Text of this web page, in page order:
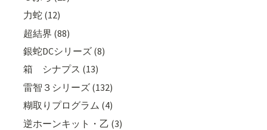
力蛇 (12)
超結界 (88)
銀蛇DCシリーズ (8)
箱 シナプス (13)
雷智３シリーズ (132)
糊取りプログラム (4)
逆ホーンキット・乙 (3)